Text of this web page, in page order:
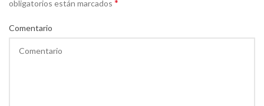
obligatorios están marcados *
Comentario